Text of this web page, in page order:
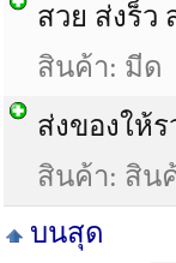
สวย ส่งร็ว
สินค้า: มีด
ส่งของให้
สินค้า: สิน
บนสุด